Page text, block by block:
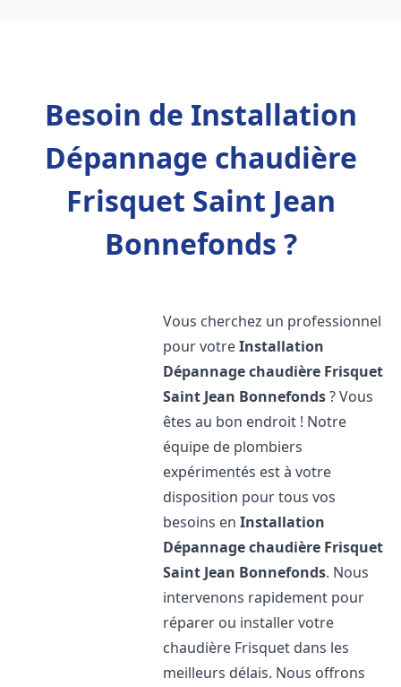
Besoin de Installation
Dépannage chaudière
Frisquet Saint Jean
Bonnefonds ?
Vous cherchez un professionnel
pour votreInstallation
Dépannage chaudière Frisquet
Saint Jean Bonnefonds? Vous
êtes au bon endroit ! Notre
équipe de plombiers
expérimentés est à votre
disposition pour tous vos
besoins enInstallation
Dépannage chaudière Frisquet
Saint Jean Bonnefonds. Nous
intervenons rapidement pour
réparer ou installer votre
chaudière Frisquet dans les
meilleurs délais. Nous offrons